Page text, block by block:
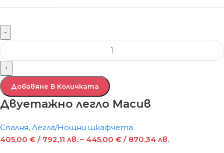
-
+
Добавяне В Количката
Двуетажно легло Масив
Спалня, Легла/Нощни шкафчета
405,00 € / 792,11 лв. – 445,00 € / 870,34 лв.